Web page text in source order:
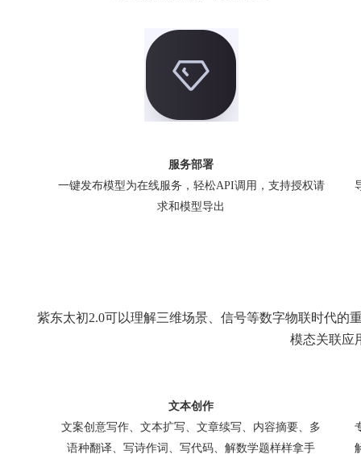
服务部署
一键发布模型为在线服务，轻松API调用，支持授权请
求和模型导出
紫东太初2.0可以理解三维场景、信号等数字物联时代的
模态关联应
文本创作
文案创意写作、文本扩写、文章续写、内容摘要、多
语种翻译、写诗作词、写代码、解数学题样样拿手